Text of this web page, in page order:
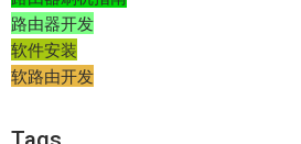
路由器开发
软件安装
软路由开发